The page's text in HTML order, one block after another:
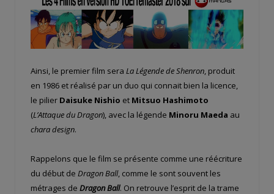
Ainsi, le premier film sera La Légende de Shenron, produit
en 1986 et réalisé par un duo qui connait bien la licence,
le pilier Daisuke Nishio et Mitsuo Hashimoto
(L’Attaque du Dragon), avec la légende Minoru Maeda au
chara design.
Rappelons que le film se présente comme une réécriture
du début de Dragon Ball, comme le sont souvent les
métrages de Dragon Ball. On retrouve l’esprit de la trame